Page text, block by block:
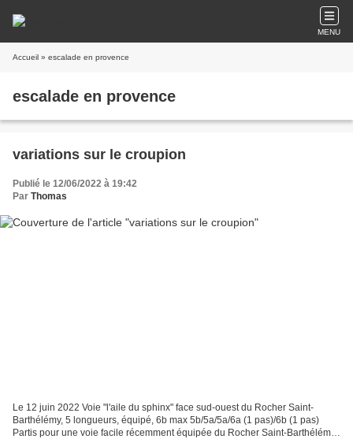
MENU
Accueil » escalade en provence
escalade en provence
variations sur le croupion
Publié le 12/06/2022 à 19:42
Par Thomas
Le 12 juin 2022 Voie "l'aile du sphinx" face sud-ouest du Rocher Saint-
Barthélémy, 5 longueurs, équipé, 6b max 5b/5a/5a/6a (1 pas)/6b (1 pas)
Partis pour une voie facile récemment équipée du Rocher Saint-Barthélémy